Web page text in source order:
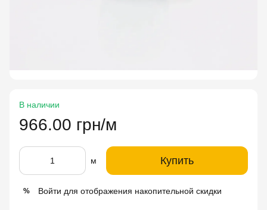
В наличии
966.00 грн/м
м Купить
% Войти для отображения накопительной скидки